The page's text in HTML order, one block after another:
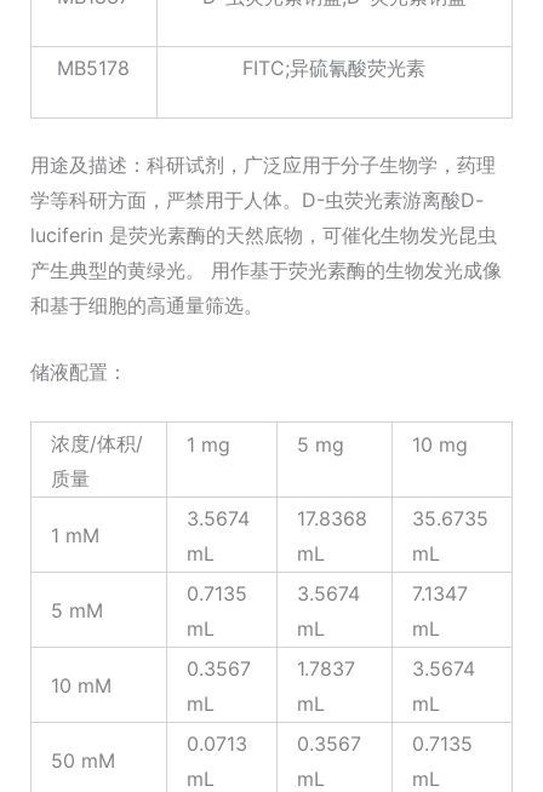
MB5178 FITC;异硫氰酸荧光素
用途及描述：科研试剂，广泛应用于分子生物学，药理
学等科研方面，严禁用于人体。D-虫荧光素游离酸D-
luciferin 是荧光素酶的天然底物，可催化生物发光昆虫
产生典型的黄绿光。 用作基于荧光素酶的生物发光成像
和基于细胞的高通量筛选。
储液配置：
浓度/体积/
质量
1 mg 5 mg 10 mg
1 mM
3.5674
mL
17.8368
mL
35.6735
mL
5 mM
0.7135
mL
3.5674
mL
7.1347
mL
10 mM
0.3567
mL
1.7837
mL
3.5674
mL
50 mM
0.0713
mL
0.3567
mL
0.7135
mL